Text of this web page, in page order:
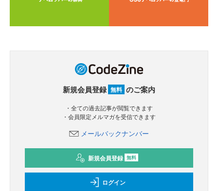
新規会員登録 無料 のご案内
・全ての過去記事が閲覧できます
・会員限定メルマガを受信できます
メールバックナンバー
新規会員登録 無料
ログイン